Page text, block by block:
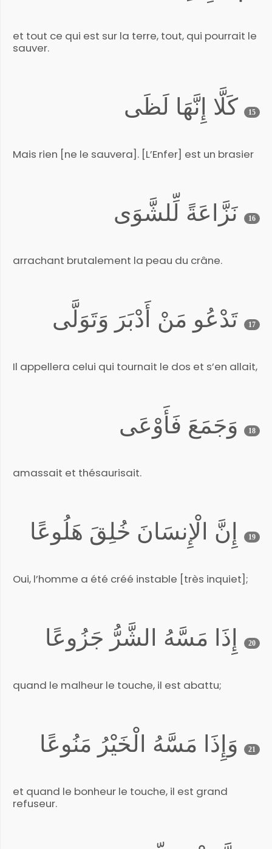
et tout ce qui est sur la terre, tout, qui pourrait le
sauver.
15 كَلَّا إِنَّهَا لَظَى
Mais rien [ne le sauvera]. [L’Enfer] est un brasier
16 نَزَّاعَةً لِّلشَّوَى
arrachant brutalement la peau du crâne.
17 تَدْعُو مَنْ أَدْبَرَ وَتَوَلَّى
Il appellera celui qui tournait le dos et s’en allait,
18 وَجَمَعَ فَأَوْعَى
amassait et thésaurisait.
19 إِنَّ الْإِنسَانَ خُلِقَ هَلُوعًا
Oui, l’homme a été créé instable [très inquiet];
20 إِذَا مَسَّهُ الشَّرُّ جَزُوعًا
quand le malheur le touche, il est abattu;
21 وَإِذَا مَسَّهُ الْخَيْرُ مَنُوعًا
et quand le bonheur le touche, il est grand
refuseur.